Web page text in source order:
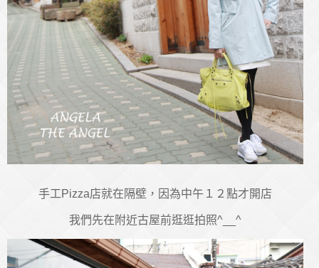
手工Pizza店就在隔壁，因為中午１２點才開店
我們先在附近古屋前逛逛拍照^__^